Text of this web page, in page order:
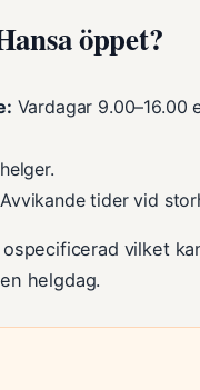
öppet?
Vardagar 9.00–16.00
Avvikande tider vid
vilket
helgdag.